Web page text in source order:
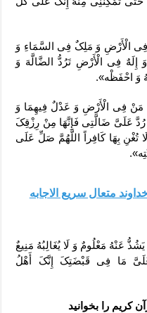
فِی الْأَرْضِ وَ مَلِکٌ فِی السَّمَاءِ وَ
فِی الْأَرْضِ تَرُدُّ الضَّالَّهَ وَ
وَ احْفَظْه».
مَنْ فِی الْأَرْضِ وَ عَدْلٌ فِیهِمَا وَ
رُدَّ عَلَیَّ ضَالَّتِی فَإِنَّهَا مِنْ رِزْقِکَ
تُغْنِ بِهَا کَافِراً اللَّهُمَّ صَلِّ عَلَى
متعال سریع الاجابه
عَنْهُ مَعْلُومٌ وَ لَا یُغَالِبُهُ مَنِیعٌ
عَلَیَّ مَا فِی قَبْضَتِکَ إِنَّکَ أَهْلُ
کریم را بخوانید